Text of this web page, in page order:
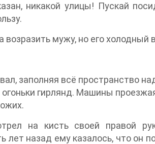
никакой улицы! Пускай
мужу, но его холодный
заполняя всё пространство
гирлянд. Машины
на кисть своей правой
лет назад ему казалось, что он